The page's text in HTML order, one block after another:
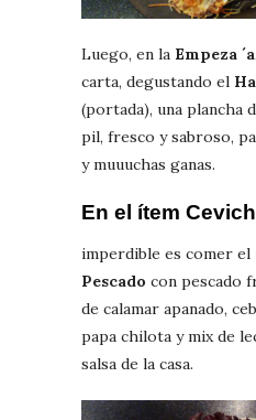
Luego, en la Empeza ´a
carta, degustando el
(portada), una plancha
pil, fresco y sabroso,
y muuuchas ganas.
En el ítem
imperdible es comer el
Pescado con pescado
de calamar apanado,
papa chilota y mix de
salsa de la casa.